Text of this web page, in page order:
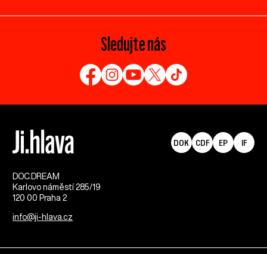
Sledujte nás
DOC.DREAM​
Karlovo náměstí 285/19
120 00 Praha 2
info@ji-hlava.cz
DOK CDF EP IF